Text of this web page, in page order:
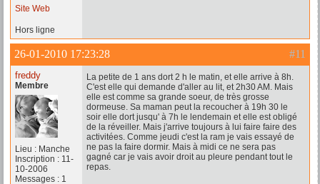
Site Web
Hors ligne
#11
26-01-2010 17:23:28
freddy
Membre
Lieu : Manche
Inscription : 11-
10-2006
Messages : 1
La petite de 1 ans dort 2 h le matin, et elle arrive à 8h.
C'est elle qui demande d'aller au lit, et 2h30 AM. Mais
elle est comme sa grande soeur, de très grosse
dormeuse. Sa maman peut la recoucher à 19h 30 le
soir elle dort jusqu' à 7h le lendemain et elle est obligé
de la réveiller. Mais j'arrive toujours à lui faire faire des
activitées. Comme jeudi c'est la ram je vais essayé de
ne pas la faire dormir. Mais à midi ce ne sera pas
gagné car je vais avoir droit au pleure pendant tout le
repas.